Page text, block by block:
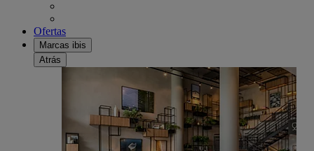
Ofertas
Marcas ibis
Atrás